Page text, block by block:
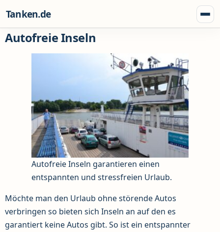
Tanken.de
Autofreie Inseln
Autofreie Inseln garantieren einen
entspannten und stressfreien Urlaub.
Möchte man den Urlaub ohne störende Autos
verbringen so bieten sich Inseln an auf den es
garantiert keine Autos gibt. So ist ein entspannter